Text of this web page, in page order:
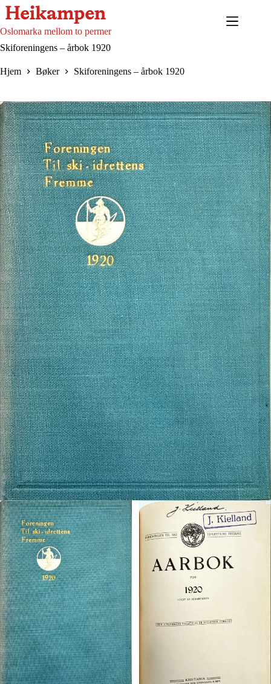
Hopp
til
innholdet
Oslomarka mellom to permer
Skiforeningens – årbok 1920
Hjem Bøker Skiforeningens – årbok 1920